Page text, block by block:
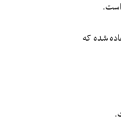
شده که